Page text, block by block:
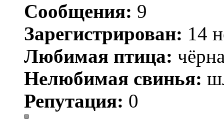
Сообщения: 9
Зарегистрирован: 14
Любимая птица:
Нелюбимая свинья:
Репутация: 0